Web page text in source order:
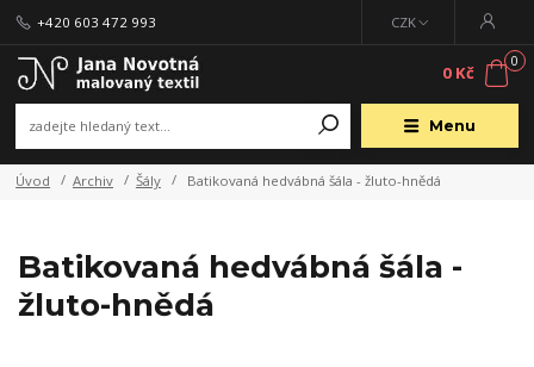
Menu
CZK
+420 603 472 993
0
0 Kč
Úvod Archiv Šály Batikovaná hedvábná šála - žluto-hnědá
Batikovaná hedvábná šála -
žluto-hnědá